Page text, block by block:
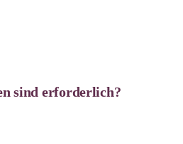
sind erforderlich?